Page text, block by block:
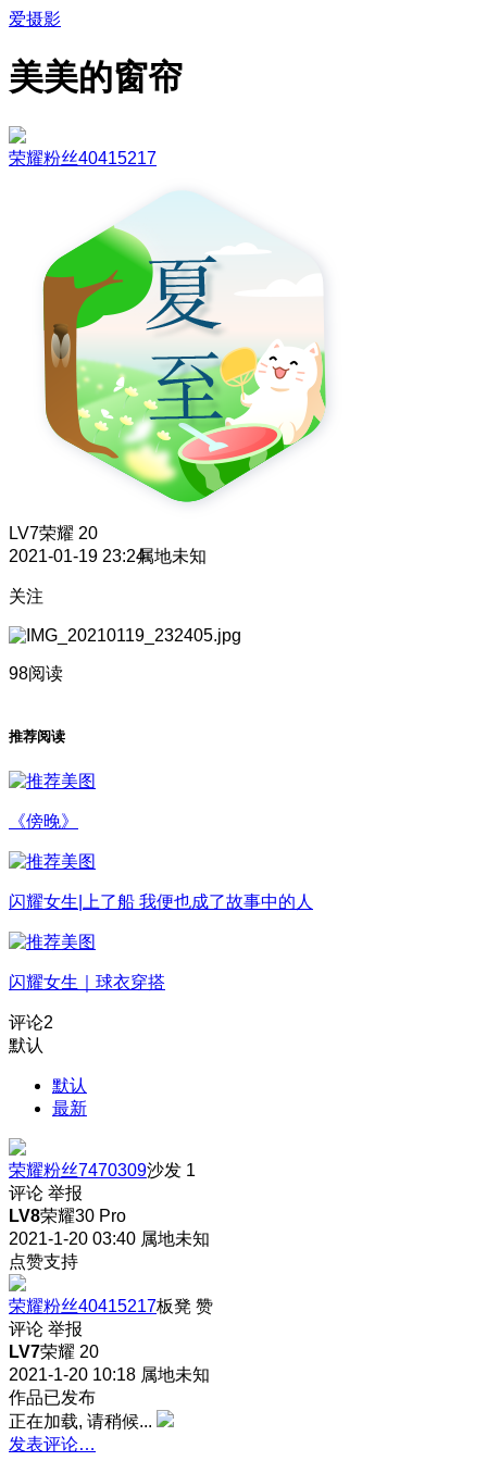
爱摄影
美美的窗帘
荣耀粉丝40415217
LV7荣耀 20
2021-01-19 23:24属地未知
关注
98阅读
推荐阅读
《傍晚》
闪耀女生|上了船 我便也成了故事中的人
闪耀女生｜球衣穿搭
评论2
默认
默认
最新
荣耀粉丝7470309沙发 1
评论 举报
LV8荣耀30 Pro
2021-1-20 03:40 属地未知
点赞支持
荣耀粉丝40415217板凳 赞
评论 举报
LV7荣耀 20
2021-1-20 10:18 属地未知
作品已发布
正在加载, 请稍候...
发表评论…